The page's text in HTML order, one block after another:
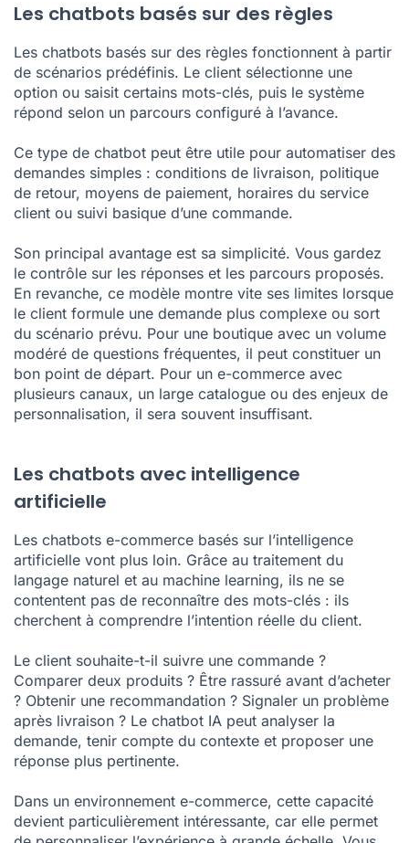
Les chatbots basés sur des règles
Les chatbots basés sur des règles fonctionnent à partir
de scénarios prédéfinis. Le client sélectionne une
option ou saisit certains mots-clés, puis le système
répond selon un parcours configuré à l’avance.
Ce type de chatbot peut être utile pour automatiser des
demandes simples : conditions de livraison, politique
de retour, moyens de paiement, horaires du service
client ou suivi basique d’une commande.
Son principal avantage est sa simplicité. Vous gardez
le contrôle sur les réponses et les parcours proposés.
En revanche, ce modèle montre vite ses limites lorsque
le client formule une demande plus complexe ou sort
du scénario prévu. Pour une boutique avec un volume
modéré de questions fréquentes, il peut constituer un
bon point de départ. Pour un e-commerce avec
plusieurs canaux, un large catalogue ou des enjeux de
personnalisation, il sera souvent insuffisant.
Les chatbots avec intelligence
artificielle
Les chatbots e-commerce basés sur l’intelligence
artificielle vont plus loin. Grâce au traitement du
langage naturel et au machine learning, ils ne se
contentent pas de reconnaître des mots-clés : ils
cherchent à comprendre l’intention réelle du client.
Le client souhaite-t-il suivre une commande ?
Comparer deux produits ? Être rassuré avant d’acheter
? Obtenir une recommandation ? Signaler un problème
après livraison ? Le chatbot IA peut analyser la
demande, tenir compte du contexte et proposer une
réponse plus pertinente.
Dans un environnement e-commerce, cette capacité
devient particulièrement intéressante, car elle permet